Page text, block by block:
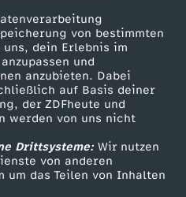
von bestimmten
dein Erlebnis im
und
anzubieten. Dabei
auf Basis deiner
der ZDFheute und
werden von uns nicht
Drittsysteme:Wir nutzen
von anderen
um das Teilen von Inhalten
Zuschauerservice
Hilfe